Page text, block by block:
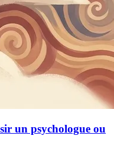
un psychologue ou